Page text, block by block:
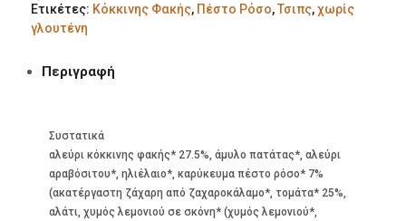
ποσότητα
Ετικέτες: Κόκκινης Φακής, Πέστο Ρόσο,Τσιπς,χωρίς
γλουτένη
Περιγραφή
Συστατικά
αλεύρι κόκκινης φακής* 27.5%, άμυλο πατάτας*, αλεύρι
αραβόσιτου*, ηλιέλαιο*, καρύκευμα πέστο ρόσο* 7%
(ακατέργαστη ζάχαρη από ζαχαροκάλαμο*, τομάτα* 25%,
αλάτι, χυμός λεμονιού σε σκόνη* (χυμός λεμονιού*,